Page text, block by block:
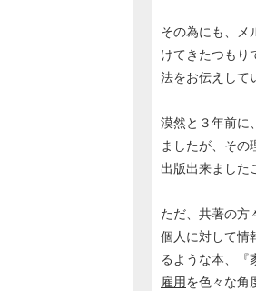
その為にも、メ
けてきたつもり
法をお伝えして
漠然と３年前に
ましたが、そ
出版出来ました
ただ、共著の方
個人に対して情
るような本、『
雇用を色々な角